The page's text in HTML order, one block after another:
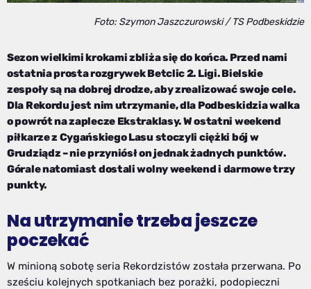
Foto: Szymon Jaszczurowski / TS Podbeskidzie
Sezon wielkimi krokami zbliża się do końca. Przed nami
ostatnia prosta rozgrywek Betclic 2. Ligi. Bielskie
zespoły są na dobrej drodze, aby zrealizować swoje cele.
Dla Rekordu jest nim utrzymanie, dla Podbeskidzia walka
o powrót na zaplecze Ekstraklasy. W ostatni weekend
piłkarze z Cygańskiego Lasu stoczyli ciężki bój w
Grudziądz – nie przyniósł on jednak żadnych punktów.
Górale natomiast dostali wolny weekend i darmowe trzy
punkty.
Na utrzymanie trzeba jeszcze
poczekać
W minioną sobotę seria Rekordzistów została przerwana. Po
sześciu kolejnych spotkaniach bez porażki, podopieczni